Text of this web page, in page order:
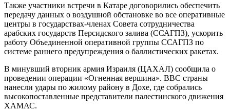
Также участники встречи в Катаре договорились обеспечить
передачу данных о воздушной обстановке во все оперативные
центры в государствах-членах Совета сотрудничества
арабских государств Персидского залива (ССАГПЗ), ускорить
работу Объединенной оперативной группы ССАГПЗ по
системе раннего предупреждения о баллистических ракетах.
В минувший вторник армия Израиля (ЦАХАЛ) сообщила о
проведении операции «Огненная вершина». ВВС страны
нанесли удары по жилому району в Дохе, где собрались
высокопоставленные представители палестинского движения
ХАМАС.